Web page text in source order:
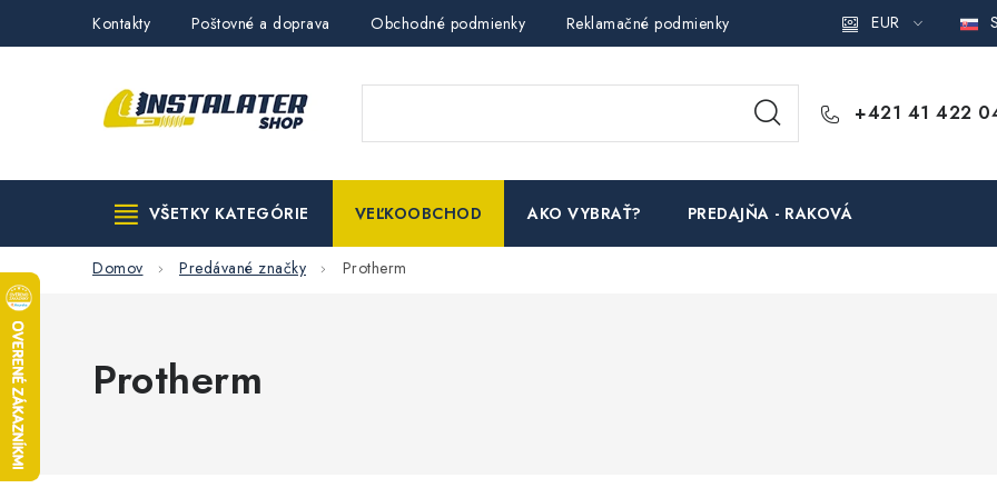
Kontakty Poštovné a doprava Obchodné podmienky Reklamačné podmienky Podmienky ochrany osobných
EUR
+421 41 422
VŠETKY KATEGÓRIE VEĽKOOBCHOD AKO VYBRAŤ? PREDAJŇA - RAKOVÁ
Domov Predávané značky Protherm
Protherm